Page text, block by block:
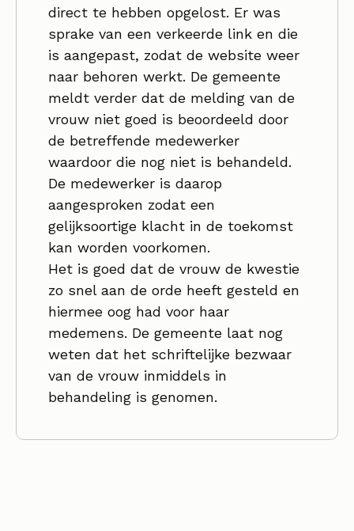
direct te hebben opgelost. Er was
sprake van een verkeerde link en die
is aangepast, zodat de website weer
naar behoren werkt. De gemeente
meldt verder dat de melding van de
vrouw niet goed is beoordeeld door
de betreffende medewerker
waardoor die nog niet is behandeld.
De medewerker is daarop
aangesproken zodat een
gelijksoortige klacht in de toekomst
kan worden voorkomen.
Het is goed dat de vrouw de kwestie
zo snel aan de orde heeft gesteld en
hiermee oog had voor haar
medemens. De gemeente laat nog
weten dat het schriftelijke bezwaar
van de vrouw inmiddels in
behandeling is genomen.